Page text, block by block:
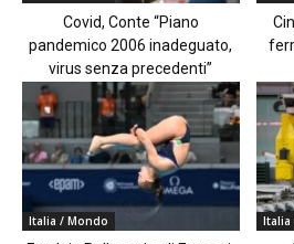
Covid, Conte “Piano
pandemico 2006 inadeguato,
virus senza precedenti”
Italia / Mondo Italia